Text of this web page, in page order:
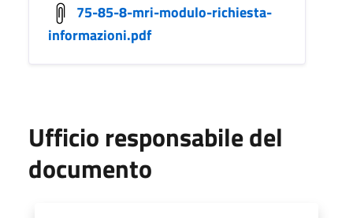
75-85-8-mri-modulo-richiesta-
informazioni.pdf
Ufficio responsabile del
documento